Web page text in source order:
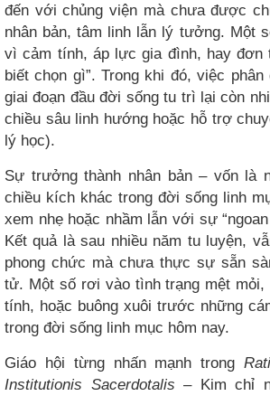
đến với chủng viện mà chưa được
nhân bản, tâm linh lẫn lý tưởng. Một
vì cảm tính, áp lực gia đình, hay đơn
biết chọn gì”. Trong khi đó, việc
giai đoạn đầu đời sống tu trì lại còn
chiều sâu linh hướng hoặc hỗ trợ
lý học).
Sự trưởng thành nhân bản – vốn là
chiều kích khác trong đời sống linh
xem nhẹ hoặc nhầm lẫn với sự
Kết quả là sau nhiều năm tu luyện,
phong chức mà chưa thực sự sẵn
tử. Một số rơi vào tình trạng mệt mỏi,
tính, hoặc buông xuôi trước những
trong đời sống linh mục hôm nay.
Giáo hội từng nhấn mạnh trong
Institutionis Sacerdotalis – Kim chỉ